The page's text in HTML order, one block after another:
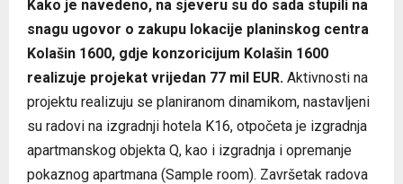
Kako je navedeno, na sjeveru su do sada stupili na
snagu ugovor o zakupu lokacije planinskog centra
Kolašin 1600, gdje konzoricijum Kolašin 1600
realizuje projekat vrijedan 77 mil EUR. Aktivnosti na
projektu realizuju se planiranom dinamikom, nastavljeni
su radovi na izgradnji hotela K16, otpočeta je izgradnja
apartmanskog objekta Q, kao i izgradnja i opremanje
pokaznog apartmana (Sample room). Završetak radova